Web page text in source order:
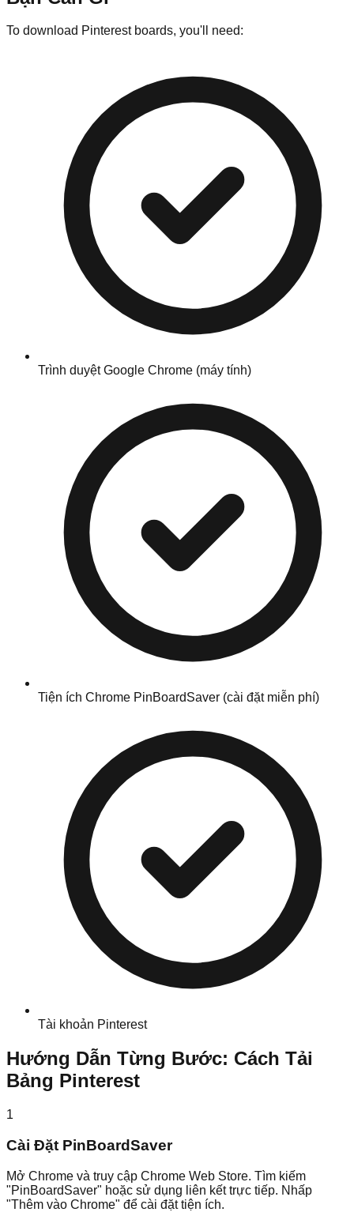
To download Pinterest boards, you'll need:
Trình duyệt Google Chrome (máy tính)
Tiện ích Chrome PinBoardSaver (cài đặt miễn phí)
Tài khoản Pinterest
Hướng Dẫn Từng Bước: Cách Tải
Bảng Pinterest
1
Cài Đặt PinBoardSaver
Mở Chrome và truy cập Chrome Web Store. Tìm kiếm
"PinBoardSaver" hoặc sử dụng liên kết trực tiếp. Nhấp
"Thêm vào Chrome" để cài đặt tiện ích.